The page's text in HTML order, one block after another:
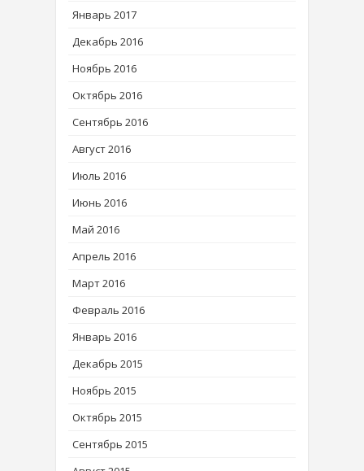
Январь 2017
Декабрь 2016
Ноябрь 2016
Октябрь 2016
Сентябрь 2016
Август 2016
Июль 2016
Июнь 2016
Май 2016
Апрель 2016
Март 2016
Февраль 2016
Январь 2016
Декабрь 2015
Ноябрь 2015
Октябрь 2015
Сентябрь 2015